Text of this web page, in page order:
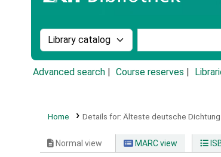
Search the catalog by:
Advanced search Course reserves
Home Details for: Älteste deutsche Dichtung
Normal view MARC view